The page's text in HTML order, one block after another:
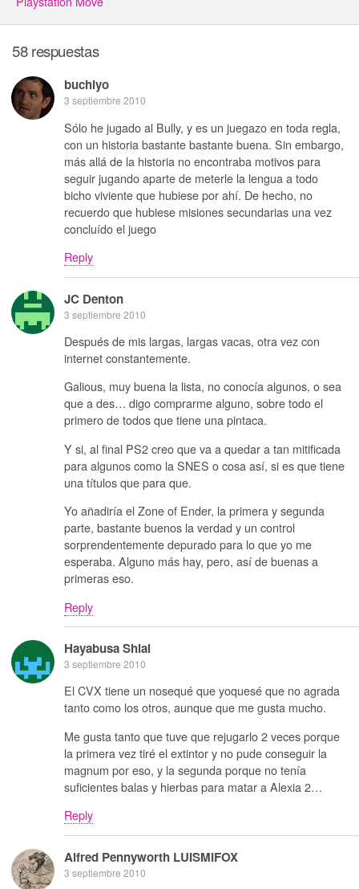
58 respuestas
buchiyo
3 septiembre 2010
Sólo he jugado al Bully, y es un juegazo en toda regla,
con un historia bastante bastante buena. Sin embargo,
más allá de la historia no encontraba motivos para
seguir jugando aparte de meterle la lengua a todo
bicho viviente que hubiese por ahí. De hecho, no
recuerdo que hubiese misiones secundarias una vez
concluído el juego
Reply
JC Denton
3 septiembre 2010
Después de mis largas, largas vacas, otra vez con
internet constantemente.
Galious, muy buena la lista, no conocía algunos, o sea
que a des… digo comprarme alguno, sobre todo el
primero de todos que tiene una pintaca.
Y si, al final PS2 creo que va a quedar a tan mitificada
para algunos como la SNES o cosa así, si es que tiene
una títulos que para que.
Yo añadiría el Zone of Ender, la primera y segunda
parte, bastante buenos la verdad y un control
sorprendentemente depurado para lo que yo me
esperaba. Alguno más hay, pero, así de buenas a
primeras eso.
Reply
Hayabusa Shiai
3 septiembre 2010
El CVX tiene un nosequé que yoquesé que no agrada
tanto como los otros, aunque que me gusta mucho.
Me gusta tanto que tuve que rejugarlo 2 veces porque
la primera vez tiré el extintor y no pude conseguir la
magnum por eso, y la segunda porque no tenía
suficientes balas y hierbas para matar a Alexia 2…
Reply
Alfred Pennyworth LUISMIFOX
3 septiembre 2010